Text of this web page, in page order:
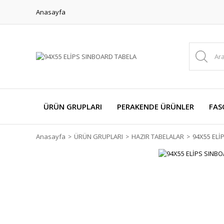
Anasayfa
ÜRÜN GRUPLARI PERAKENDE ÜRÜNLER
Anasayfa ÜRÜN GRUPLARI HAZIR TABELALAR 94X55